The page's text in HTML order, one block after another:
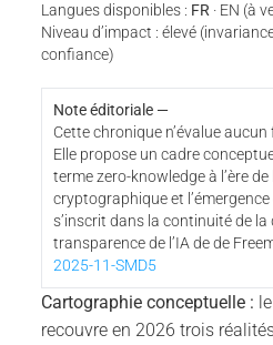
Langues disponibles : FR · EN (à
Niveau d’impact : élevé
confiance)
Note éditoriale —
Cette chronique n’évalue
Elle propose un cadre
terme zero-knowledge à l’ère
cryptographique et
s’inscrit dans la continuité de
transparence de l’IA de de
2025-11-SMD5
Cartographie conceptuelle :
recouvre en 2026 trois